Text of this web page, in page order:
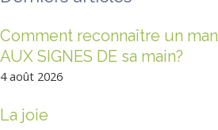
Comment reconnaître un
AUX SIGNES DE sa main?
4 août 2026
La joie